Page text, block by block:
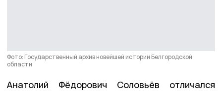
Фото: Государственный архив новейшей истории Белгородской
области
Анатолий Фёдорович Соловьёв отличался